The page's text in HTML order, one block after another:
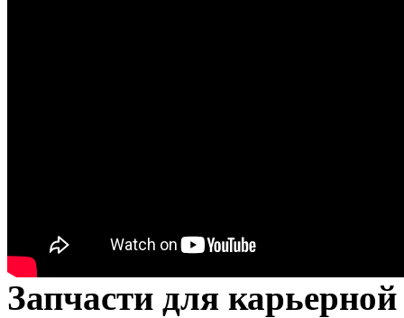
Запчасти для